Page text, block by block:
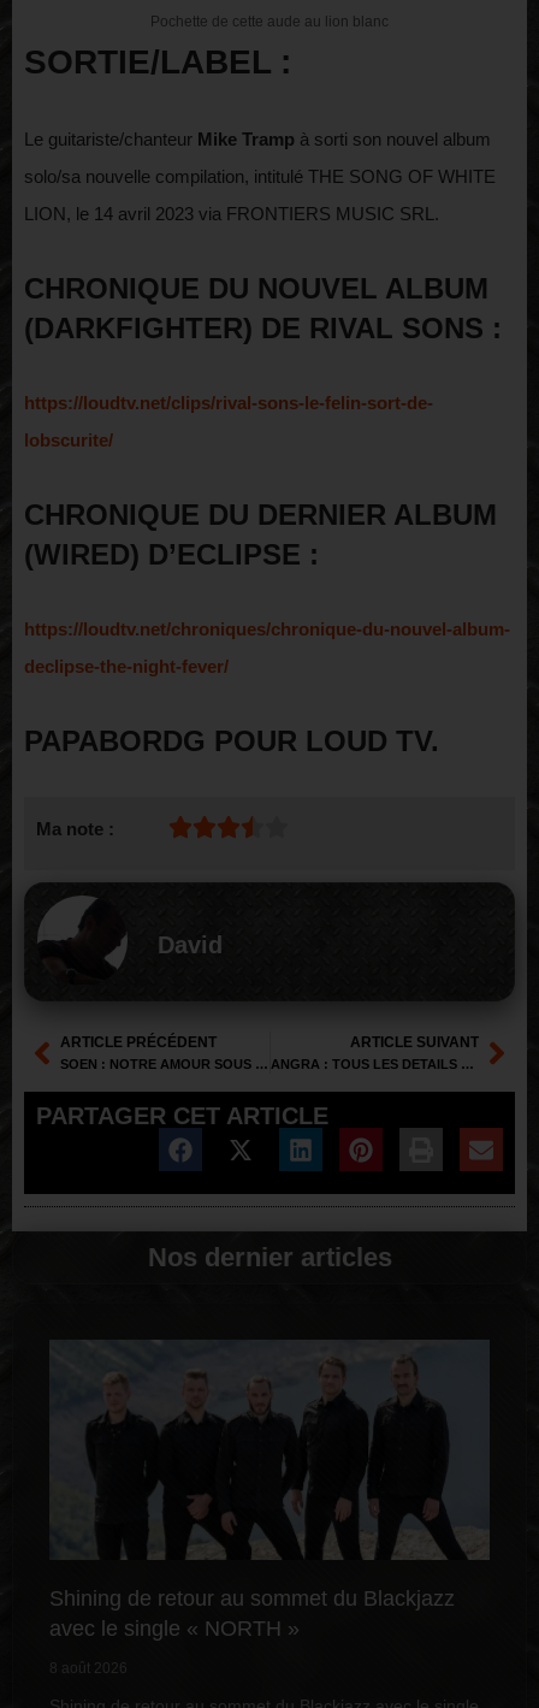
Pochette de cette aude au lion blanc
SORTIE/LABEL :
Le guitariste/chanteur Mike Tramp à sorti son nouvel album
solo/sa nouvelle compilation, intitulé THE SONG OF WHITE
LION, le 14 avril 2023 via FRONTIERS MUSIC SRL.
CHRONIQUE DU NOUVEL ALBUM
(DARKFIGHTER) DE RIVAL SONS :
https://loudtv.net/clips/rival-sons-le-felin-sort-de-
lobscurite/
CHRONIQUE DU DERNIER ALBUM
(WIRED) D’ECLIPSE :
https://loudtv.net/chroniques/chronique-du-nouvel-album-
declipse-the-night-fever/
PAPABORDG POUR LOUD TV.
Ma note :
David
ARTICLE PRÉCÉDENT
SOEN : NOTRE AMOUR SOUS L’OXYGENE SOEN
ARTICLE SUIVANT
ANGRA : TOUS LES DETAILS DU NOUVEL ALBUM CYCLES OF PAIN
PARTAGER CET ARTICLE
Nos dernier articles
Shining de retour au sommet du Blackjazz
avec le single « NORTH »
8 août 2026